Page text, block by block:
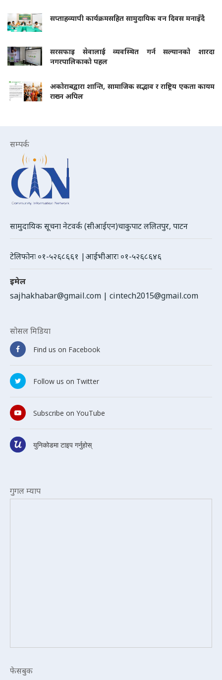
सप्ताहव्यापी कार्यक्रमसहित सामुदायिक वन दिवस मनाइँदै
सरसफाइ सेवालाई व्यवस्थित गर्न सल्यानको शारदा
नगरपालिकाको पहल
अकोराबद्वारा शान्ति, सामाजिक सद्भाव र राष्ट्रिय एकता कायम
राख्न अपिल
सम्पर्क
सामुदायिक सूचना नेटवर्क (सीआईएन)चाकुपाट ललितपुर, पाटन
टेलिफोनः ०१-५२६८६६१ |आईभीआरः ०१-५२६८६४६
इमेल
sajhakhabar@gmail.com | cintech2015@gmail.com
सोसल मिडिया
Find us on Facebook
Follow us on Twitter
Subscribe on YouTube
युनिकोडमा टाइप गर्नुहोस्
गुगल म्याप
फेसबुक